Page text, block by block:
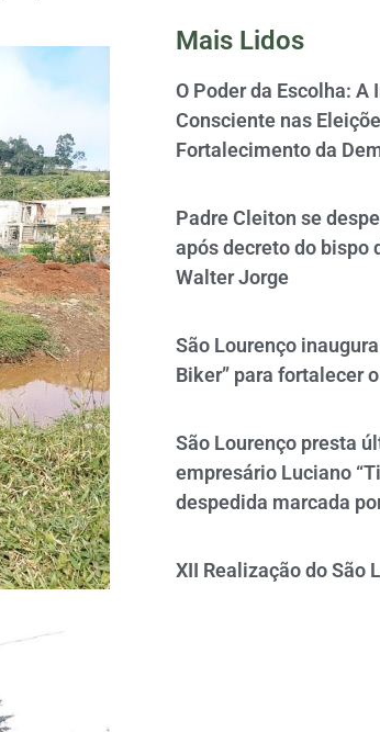
Mais Lidos
O Poder da Escolha:
Consciente nas
Fortalecimento da
Padre Cleiton se
após decreto do bispo
Walter Jorge
São Lourenço
Biker” para fortalecer
São Lourenço presta
empresário Luciano
despedida marcada
XII Realização do São